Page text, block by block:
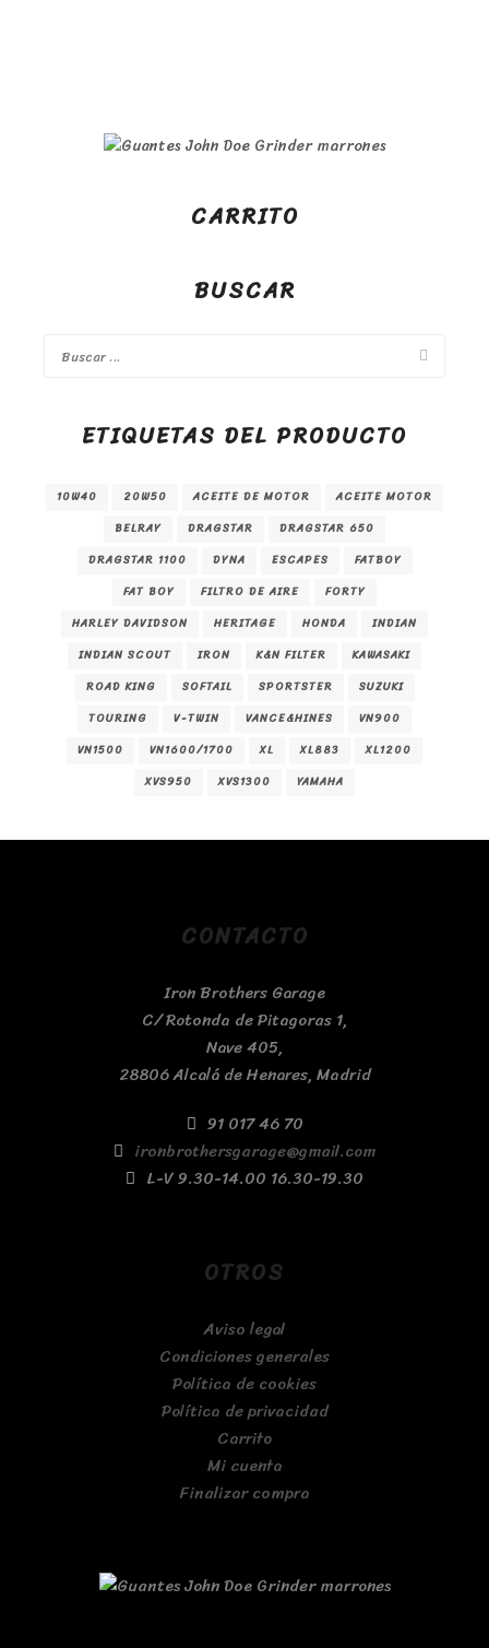
CARRITO
BUSCAR
ETIQUETAS DEL PRODUCTO
10W40 20W50 ACEITE DE MOTOR
ACEITE MOTOR
BELRAY
DRAGSTAR
DRAGSTAR 650
DRAGSTAR 1100
DYNA ESCAPES
FATBOY
FAT BOY
FILTRO DE AIRE
FORTY
HARLEY DAVIDSON
HERITAGE HONDA
INDIAN
INDIAN SCOUT
IRON K&N FILTER
KAWASAKI
ROAD KING
SOFTAIL SPORTSTER
SUZUKI
TOURING
V-TWIN VANCE&HINES
VN900
VN1500
VN1600/1700 XL XL883
XL1200
XVS950
XVS1300 YAMAHA
CONTACTO
Iron Brothers Garage
C/ Rotonda de Pitagoras 1,
Nave 405,
28806 Alcalá de Henares, Madrid
91 017 46 70
ironbrothersgarage@gmail.com
L-V 9.30-14.00 16.30-19.30
OTROS
Aviso legal
Condiciones generales
Política de cookies
Política de privacidad
Carrito
Mi cuenta
Finalizar compra